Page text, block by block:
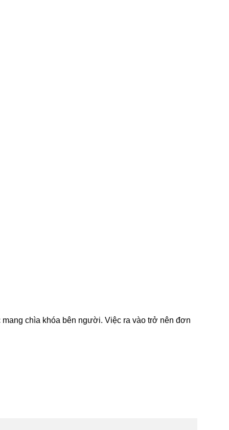
chìa khóa bên người. Việc ra vào trở nên đơn